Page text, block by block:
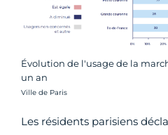
Évolution de l'usage de la
un an
Crédit photo :
Ville de Paris
Les résidents parisiens